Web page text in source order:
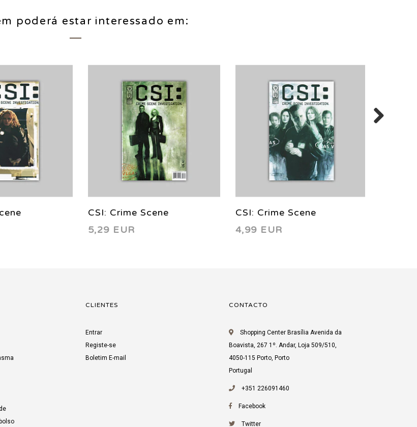
poderá estar interessado em:
B 2003
CSI: Crime Scene
Investigation 3 A 2003
5,29 EUR
CSI: Crime Scene
Investigation 1 B 2003
4,99 EUR
CLIENTES
Entrar
Registe-se
Boletim E-mail
CONTACTO
Shopping Center Brasília Avenida da
Boavista, 267 1º. Andar, Loja 509/510,
4050-115 Porto, Porto
Portugal
+351 226091460
Facebook
Twitter